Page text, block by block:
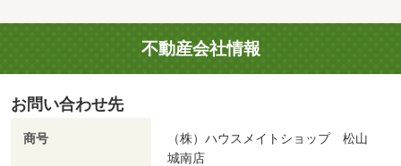
不動産会社情報
お問い合わせ先
商号
（株）ハウスメイトショップ 松山
城南店